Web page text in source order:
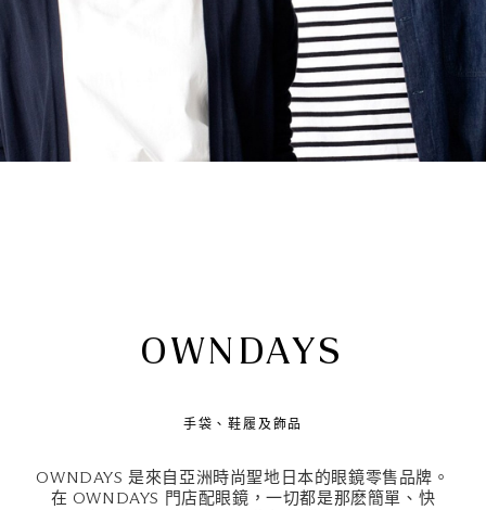
OWNDAYS
手袋、鞋履及飾品
OWNDAYS 是來自亞洲時尚聖地日本的眼鏡零售品牌。
在 OWNDAYS 門店配眼鏡，一切都是那麽簡單、快